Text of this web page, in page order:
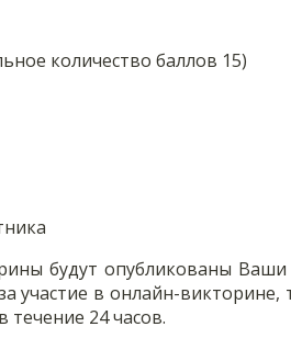
количество баллов 15)
будут опубликованы
участие в онлайн-
в течение 24 часов.